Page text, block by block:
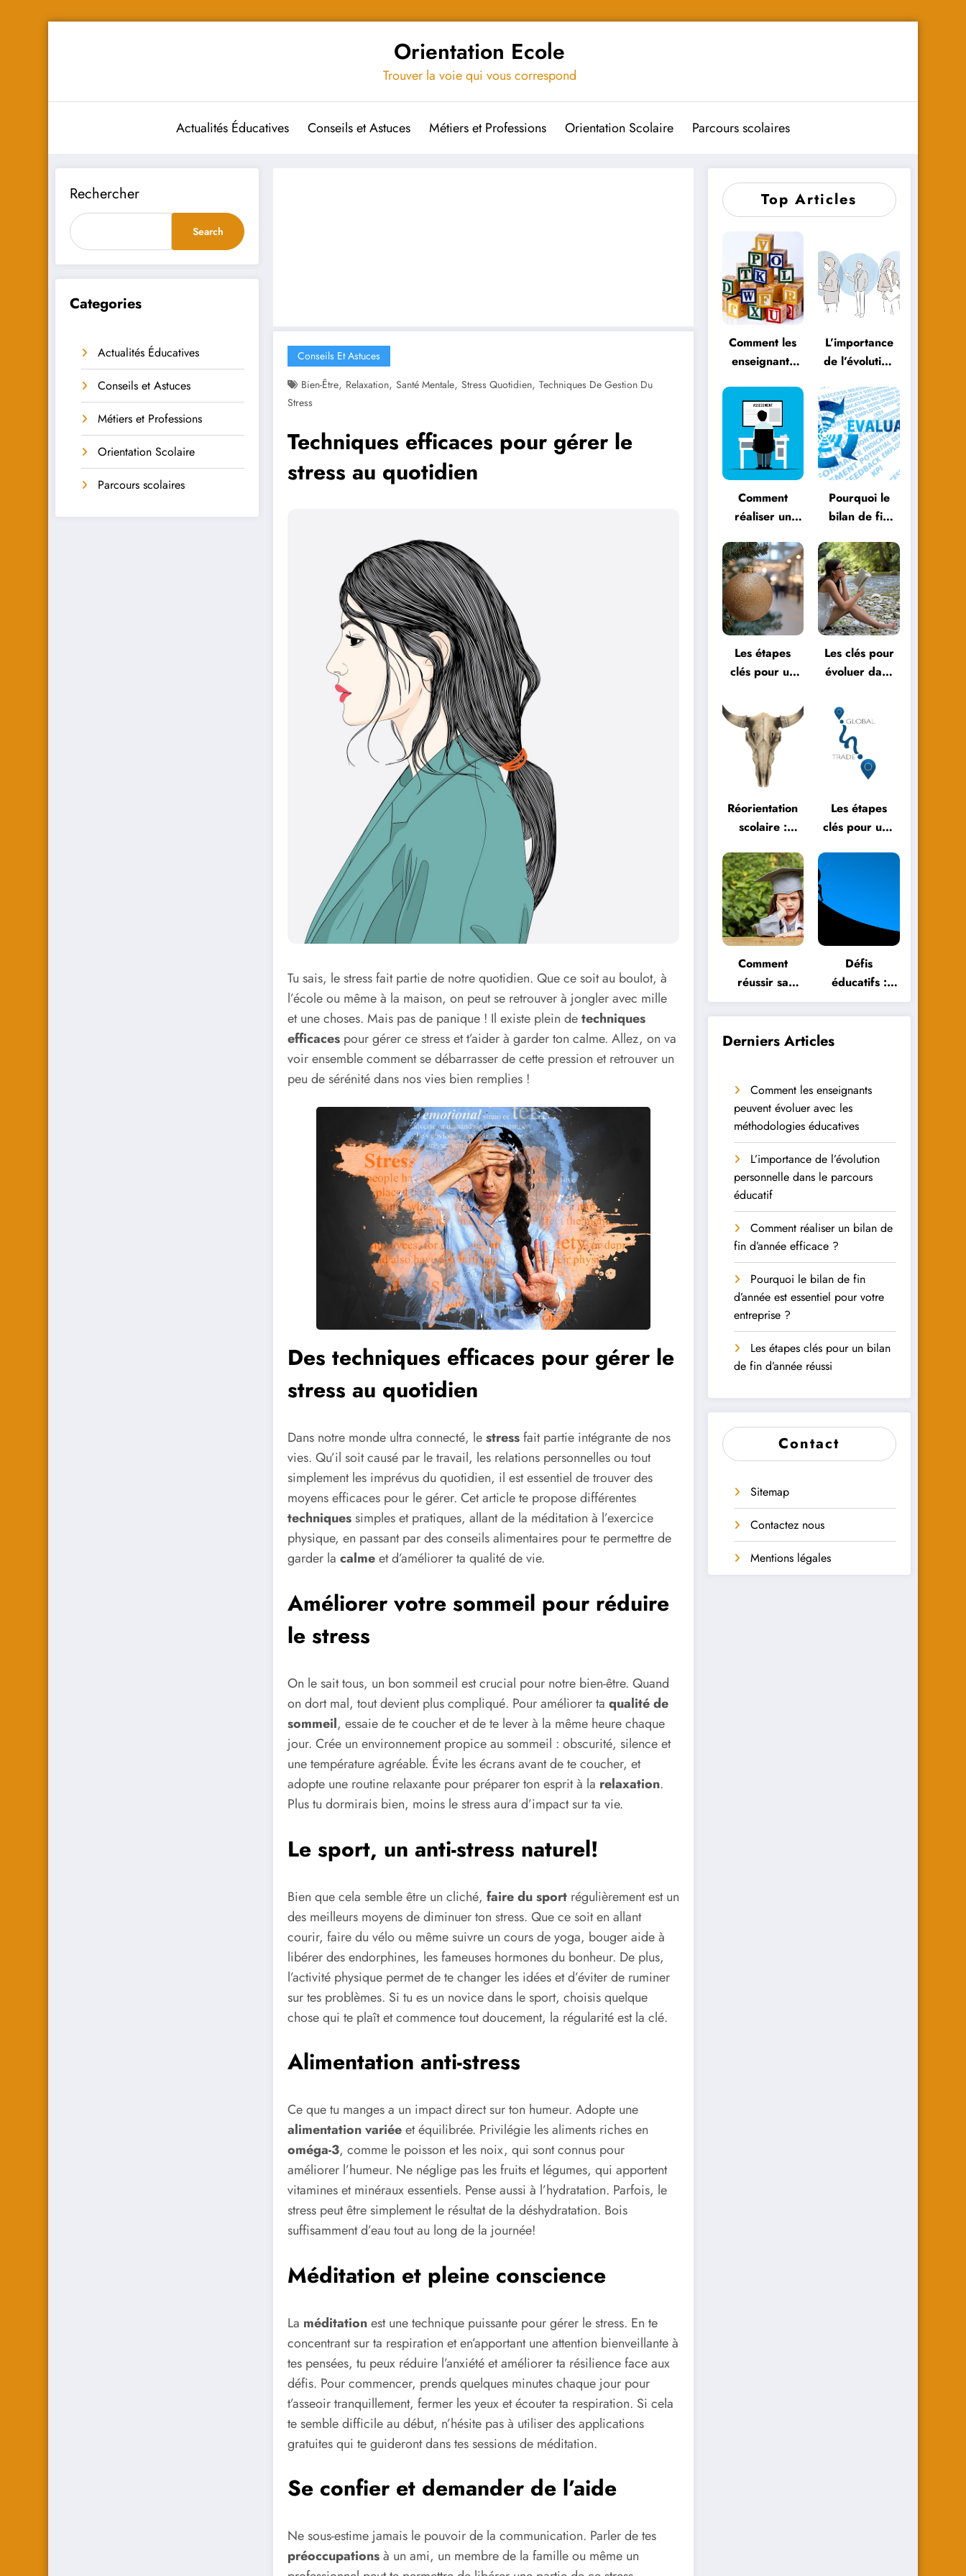
Orientation Ecole
Trouver la voie qui vous correspond
Actualités Éducatives Conseils et Astuces Métiers et Professions Orientation Scolaire Parcours scolaires
Rechercher
Search
Categories
Actualités Éducatives
Conseils et Astuces
Métiers et Professions
Orientation Scolaire
Parcours scolaires
Conseils Et Astuces
Bien-Être, Relaxation, Santé Mentale, Stress Quotidien, Techniques De Gestion Du
Stress
Techniques efficaces pour gérer le
stress au quotidien
Tu sais, le stress fait partie de notre quotidien. Que ce soit au boulot, à
l’école ou même à la maison, on peut se retrouver à jongler avec mille
et une choses. Mais pas de panique ! Il existe plein detechniques
efficacespour gérer ce stress et t’aider à garder ton calme. Allez, on va
voir ensemble comment se débarrasser de cette pression et retrouver un
peu de sérénité dans nos vies bien remplies !
Des techniques efficaces pour gérer le
stress au quotidien
Dans notre monde ultra connecté, lestressfait partie intégrante de nos
vies. Qu’il soit causé par le travail, les relations personnelles ou tout
simplement les imprévus du quotidien, il est essentiel de trouver des
moyens efficaces pour le gérer. Cet article te propose différentes
techniquessimples et pratiques, allant de la méditation à l’exercice
physique, en passant par des conseils alimentaires pour te permettre de
garder la calmeet d’améliorer ta qualité de vie.
Améliorer votre sommeil pour réduire
le stress
On le sait tous, un bon sommeil est crucial pour notre bien-être. Quand
on dort mal, tout devient plus compliqué. Pour améliorer ta qualité de
sommeil, essaie de te coucher et de te lever à la même heure chaque
jour. Crée un environnement propice au sommeil : obscurité, silence et
une température agréable. Évite les écrans avant de te coucher, et
adopte une routine relaxante pour préparer ton esprit à la relaxation.
Plus tu dormirais bien, moins le stress aura d’impact sur ta vie.
Le sport, un anti-stress naturel!
Bien que cela semble être un cliché, faire du sportrégulièrement est un
des meilleurs moyens de diminuer ton stress. Que ce soit en allant
courir, faire du vélo ou même suivre un cours de yoga, bouger aide à
libérer des endorphines, les fameuses hormones du bonheur. De plus,
l’activité physique permet de te changer les idées et d’éviter de ruminer
sur tes problèmes. Si tu es un novice dans le sport, choisis quelque
chose qui te plaît et commence tout doucement, la régularité est la clé.
Alimentation anti-stress
Ce que tu manges a un impact direct sur ton humeur. Adopte une
alimentation variéeet équilibrée. Privilégie les aliments riches en
oméga-3, comme le poisson et les noix, qui sont connus pour
améliorer l’humeur. Ne néglige pas les fruits et légumes, qui apportent
vitamines et minéraux essentiels. Pense aussi à l’hydratation. Parfois, le
stress peut être simplement le résultat de la déshydratation. Bois
suffisamment d’eau tout au long de la journée!
Méditation et pleine conscience
La méditationest une technique puissante pour gérer le stress. En te
concentrant sur ta respiration et en’apportant une attention bienveillante à
tes pensées, tu peux réduire l’anxiété et améliorer ta résilience face aux
défis. Pour commencer, prends quelques minutes chaque jour pour
t’asseoir tranquillement, fermer les yeux et écouter ta respiration. Si cela
te semble difficile au début, n’hésite pas à utiliser des applications
gratuites qui te guideront dans tes sessions de méditation.
Se confier et demander de l’aide
Ne sous-estime jamais le pouvoir de la communication. Parler de tes
préoccupationsà un ami, un membre de la famille ou même un
Top Articles
Comment les
enseignants
évoluer avec
les
méthodologies
éducatives
L’importance
de l’évolution
dans le
parcours
éducatif
Comment
réaliser un
d’année
efficace ?
Pourquoi le
bilan de fin
essentiel pour
votre
entreprise ?
Les étapes
clés pour un
d’année réussi
Les clés pour
évoluer dans
moderne
Réorientation
scolaire :
et parcours
inspirants
Les étapes
clés pour une
Comment
réussir sa
réorientation
scolaire :
conseils et
Défis
éducatifs :
Comment les
élèves
peuvent-ils y
Derniers Articles
Comment les enseignants
peuvent évoluer avec les
méthodologies éducatives
L’importance de l’évolution
personnelle dans le parcours
éducatif
Comment réaliser un bilan de
fin d’année efficace ?
Pourquoi le bilan de fin
d’année est essentiel pour votre
entreprise ?
Les étapes clés pour un bilan
de fin d’année réussi
Contact
Sitemap
Contactez nous
Mentions légales